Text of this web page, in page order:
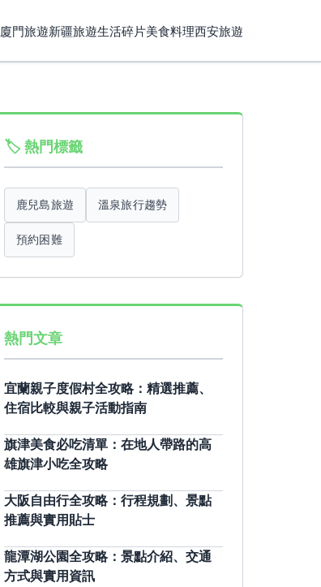
廈門旅遊新疆旅遊生活碎片美食料理西安旅遊
🏷️ 熱門標籤
鹿兒島旅遊 溫泉旅行趨勢
預約困難
熱門文章
宜蘭親子度假村全攻略：精選推薦、
住宿比較與親子活動指南
旗津美食必吃清單：在地人帶路的高
雄旗津小吃全攻略
大阪自由行全攻略：行程規劃、景點
推薦與實用貼士
龍潭湖公園全攻略：景點介紹、交通
方式與實用資訊